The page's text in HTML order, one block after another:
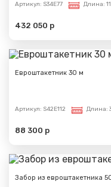
Артикул: S34E77 Длина:
432 050 р
Евроштакетник 30 м
Артикул: S42E112 Длина:
88 300 р
Забор из евроштакетника